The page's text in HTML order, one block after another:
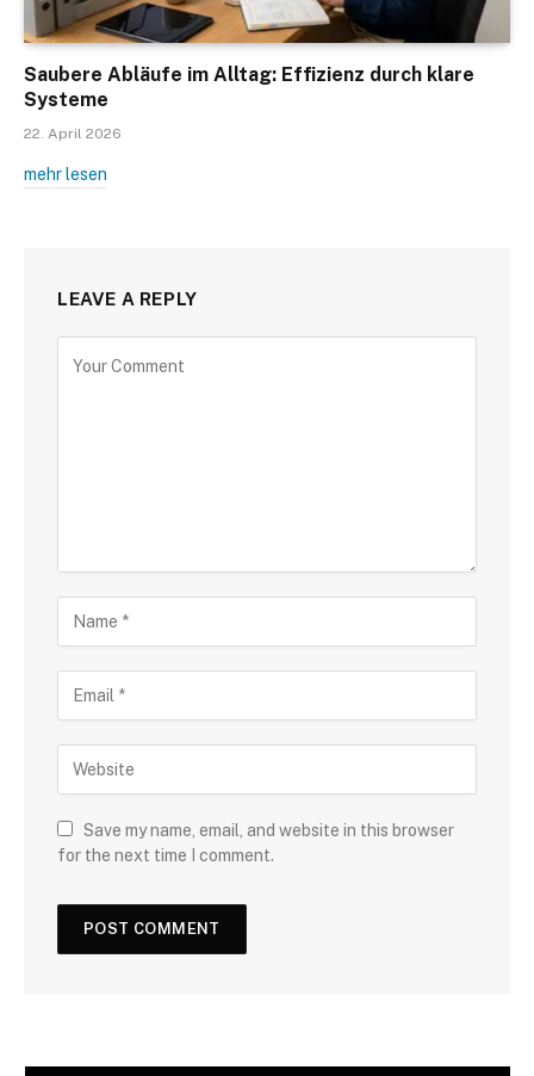
Saubere Abläufe im Alltag: Effizienz durch klare
Systeme
22. April 2026
mehr lesen
LEAVE A REPLY
Save my name, email, and website in this browser
for the next time I comment.